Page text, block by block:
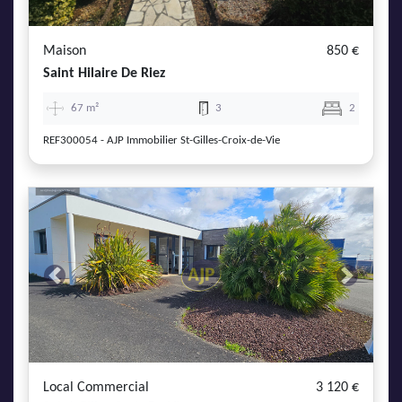
Maison
850 €
Saint Hilaire De Riez
67 m² 3 2
REF300054 - AJP Immobilier St-Gilles-Croix-de-Vie
Previous Next
Local Commercial
3 120 €